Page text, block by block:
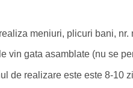
meniuri, plicuri bani,
vin gata asamblate (nu se
de realizare este este 8-10